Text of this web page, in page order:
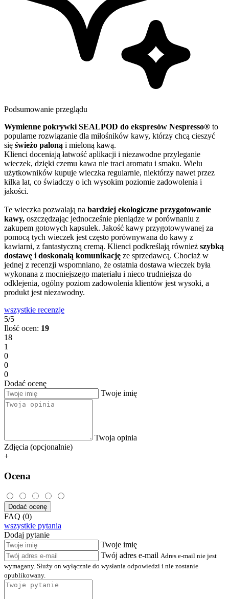
Podsumowanie przeglądu
Wymienne pokrywki SEALPOD do ekspresów Nespresso® to
popularne rozwiązanie dla miłośników kawy, którzy chcą cieszyć
się świeżo paloną i mieloną kawą.
Klienci doceniają łatwość aplikacji i niezawodne przyleganie
wieczek, dzięki czemu kawa nie traci aromatu i smaku. Wielu
użytkowników kupuje wieczka regularnie, niektórzy nawet przez
kilka lat, co świadczy o ich wysokim poziomie zadowolenia i
jakości.
Te wieczka pozwalają na bardziej ekologiczne przygotowanie
kawy, oszczędzając jednocześnie pieniądze w porównaniu z
zakupem gotowych kapsułek. Jakość kawy przygotowywanej za
pomocą tych wieczek jest często porównywana do kawy z
kawiarni, z fantastyczną cremą. Klienci podkreślają również szybką
dostawę i doskonałą komunikację ze sprzedawcą. Chociaż w
jednej z recenzji wspomniano, że ostatnia dostawa wieczek była
wykonana z mocniejszego materiału i nieco trudniejsza do
odklejenia, ogólny poziom zadowolenia klientów jest wysoki, a
produkt jest niezawodny.
wszystkie recenzje
5/5
Ilość ocen: 19
18
1
0
0
0
Dodać ocenę
Twoje imię
Twoja opinia
Zdjęcia (opcjonalnie)
+
Ocena
Dodać ocenę
FAQ (0)
wszystkie pytania
Dodaj pytanie
Twoje imię
Twój adres e-mail Adres e-mail nie jest
wymagany. Służy on wyłącznie do wysłania odpowiedzi i nie zostanie
opublikowany.